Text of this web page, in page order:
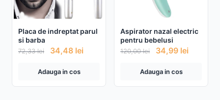
Placa de indreptat parul
si barba
72,33lei 34,48 lei
Adauga in cos
Aspirator nazal electric
pentru bebelusi
120,00lei 34,99 lei
Adauga in cos